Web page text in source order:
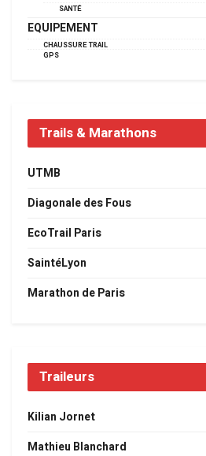
SANTÉ
EQUIPEMENT
CHAUSSURE TRAIL
GPS
Trails & Marathons
UTMB
Diagonale des Fous
EcoTrail Paris
SaintéLyon
Marathon de Paris
Traileurs
Kilian Jornet
Mathieu Blanchard